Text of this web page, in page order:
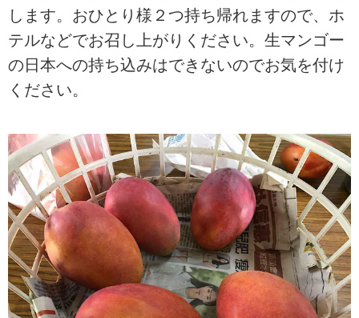
します。おひとり様２つ持ち帰れますので、ホ
テルなどでお召し上がりください。生マンゴー
の日本への持ち込みはできないのでお気を付け
ください。